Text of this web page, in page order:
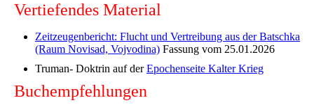
Vertiefendes Material
Zeitzeugenbericht: Flucht und Vertreibung aus der Batschka
(Raum Novisad, Vojvodina) Fassung vom 25.01.2026
Truman- Doktrin auf derEpochenseite Kalter Krieg
Buchempfehlungen